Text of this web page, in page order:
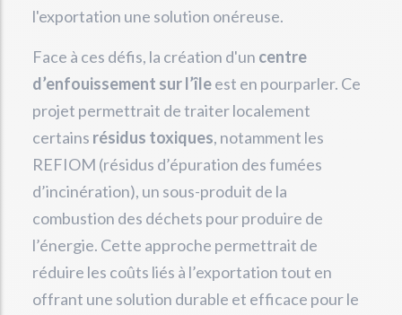
l'exportation une solution onéreuse.
Face à ces défis, la création d'un centre
d’enfouissement sur l’îleest en pourparler. Ce
projet permettrait de traiter localement
certains résidus toxiques, notamment les
REFIOM (résidus d’épuration des fumées
d’incinération), un sous-produit de la
combustion des déchets pour produire de
l’énergie. Cette approche permettrait de
réduire les coûts liés à l’exportation tout en
offrant une solution durable et efficace pour le